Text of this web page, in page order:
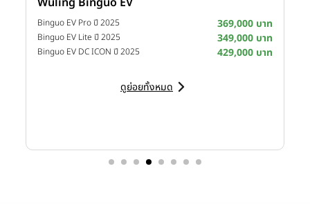
Binguo EV Pro ปี 2025 369,000 บาท
Binguo EV Lite ปี 2025 349,000 บาท
Binguo EV DC ICON ปี 2025 429,000 บาท
ดูย่อยทั้งหมด